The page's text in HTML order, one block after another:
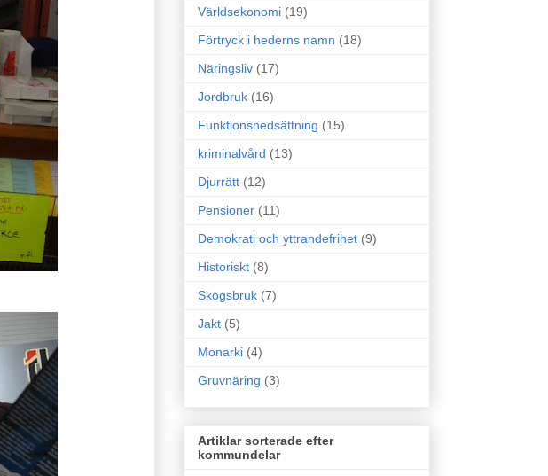
Världsekonomi (19)
Förtryck i hederns namn (18)
Näringsliv (17)
Jordbruk (16)
Funktionsnedsättning (15)
kriminalvård (13)
Djurrätt (12)
Pensioner (11)
Demokrati och yttrandefrihet (9)
Historiskt (8)
Skogsbruk (7)
Jakt (5)
Monarki (4)
Gruvnäring (3)
Artiklar sorterade efter
kommundelar